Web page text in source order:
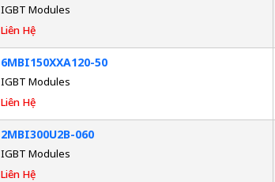
IGBT Modules
Liên Hệ
6MBI150XXA120-50
IGBT Modules
Liên Hệ
2MBI300U2B-060
IGBT Modules
Liên Hệ